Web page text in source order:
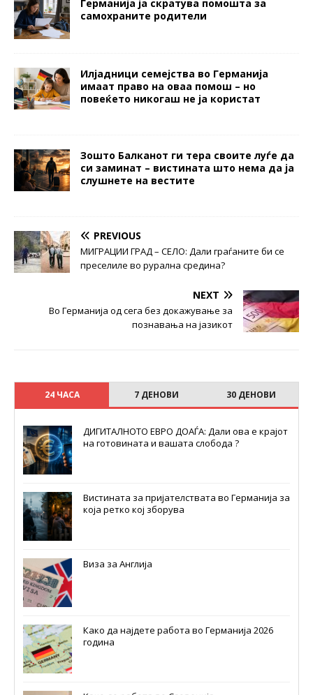
Германија ја скратува помошта за
самохраните родители
Илјадници семејства во Германија
имаат право на оваа помош – но
повеќето никогаш не ја користат
Зошто Балканот ги тера своите луѓе да
си заминат – вистината што нема да ја
слушнете на вестите
PREVIOUS
MИГРАЦИИ ГРАД – СЕЛО: Дали граѓаните би се
преселиле во рурална средина?
NEXT
Во Германија од сега без докажување за
познавања на јазикот
24 ЧАСА 7 ДЕНОВИ 30 ДЕНОВИ
ДИГИТАЛНОТО ЕВРО ДОАЃА: Дали ова е крајот
на готовината и вашата слобода ?
Вистината за пријателствата во Германија за
која ретко кој зборува
Виза за Англија
Како да најдете работа во Германија 2026
година